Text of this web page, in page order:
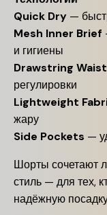
Quick Dry —
Mesh Inner Brief
и гигиены
Drawstring Waist
регулировки
Lightweight
жару
Side Pockets —
Шорты сочетают
стиль — для тех,
надёжную